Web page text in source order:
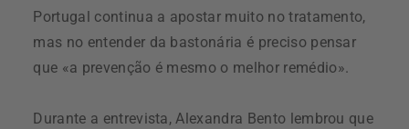
Portugal continua a apostar muito no tratamento,
mas no entender da bastonária é preciso pensar
que «a prevenção é mesmo o melhor remédio».
Durante a entrevista, Alexandra Bento lembrou que